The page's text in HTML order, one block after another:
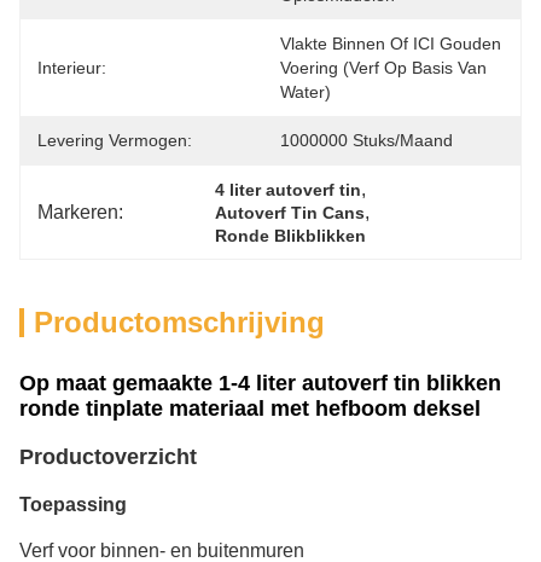
Interieur:
Vlakte Binnen Of ICI Gouden
Voering (verf Op Basis Van
Water)
Levering Vermogen: 1000000 Stuks/maand
Markeren:
4 liter autoverf tin,
Autoverf Tin Cans,
Ronde Blikblikken
Productomschrijving
Op maat gemaakte 1-4 liter autoverf tin blikken
ronde tinplate materiaal met hefboom deksel
Productoverzicht
Toepassing
Verf voor binnen- en buitenmuren